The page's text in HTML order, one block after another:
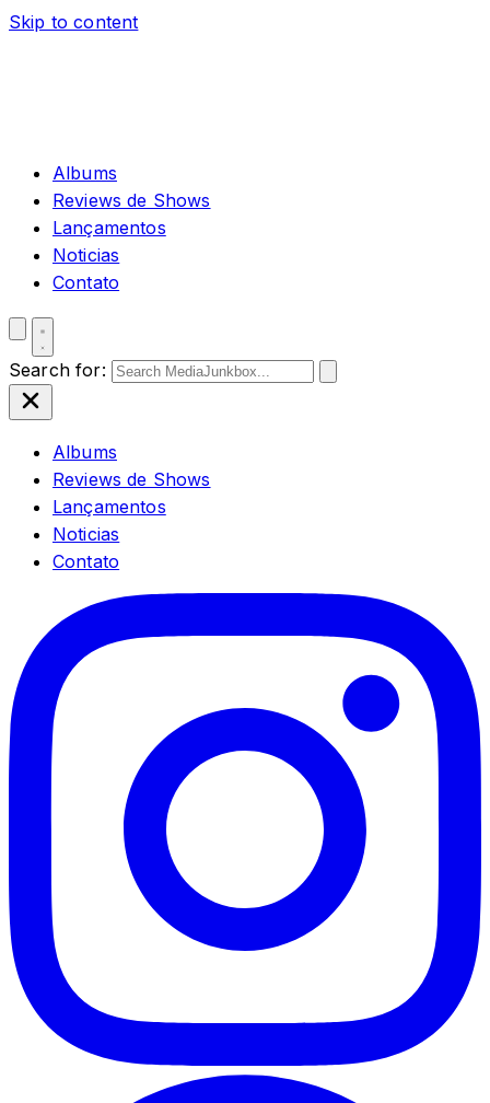
Skip to content
Albums
Reviews de Shows
Lançamentos
Noticias
Contato
Search for:
Albums
Reviews de Shows
Lançamentos
Noticias
Contato